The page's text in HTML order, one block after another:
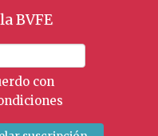
BVFE
con